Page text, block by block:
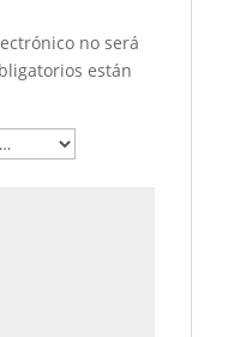
no será
están